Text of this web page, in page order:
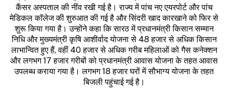
कैंसर अस्पताल की नींव रखी गई है। राज्य में पांच नए एयरपोर्ट और पांच
मेडिकल कॉलेज की शुरुआत की गई है और सिंदरी खाद कारखाने को फिर से
शुरू किया गया है। उन्होंने कहा कि सारठ में प्रधानमंत्री किसान सम्मान
निधि और मुख्यमंत्री कृषि आशीर्वाद योजना से 48 हजार से अधिक किसान
लाभान्वित हुए हैं, वहीं 40 हजार से अधिक गरीब महिलाओं को गैस कनेक्शन
और लगभग 17 हजार गरीबों को प्रधानमंत्री आवास योजना के तहत आवास
उपलब्ध कराया गया है। लगभग 18 हजार घरों में सौभाग्य योजना के तहत
बिजली पहुंचाई गई है।